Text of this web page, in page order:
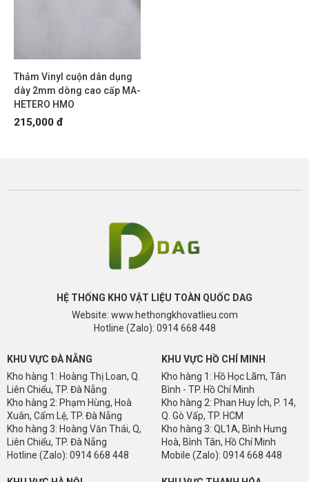
Thảm Vinyl cuộn dân dụng
dày 2mm dòng cao cấp MA-
HETERO HMO
215,000 đ
HỆ THỐNG KHO VẬT LIỆU TOÀN QUỐC DAG
Website: www.hethongkhovatlieu.com
Hotline (Zalo): 0914 668 448
KHU VỰC ĐÀ NẴNG
Kho hàng 1: Hoàng Thị Loan, Q.
Liên Chiểu, TP. Đà Nẵng
Kho hàng 2: Phạm Hùng, Hoà
Xuân, Cẩm Lệ, TP. Đà Nẵng
Kho hàng 3: Hoàng Văn Thái, Q,
Liên Chiểu, TP. Đà Nẵng
Hotline (Zalo): 0914 668 448
KHU VỰC HỒ CHÍ MINH
Kho hàng 1: Hồ Học Lãm, Tân
Bình - TP. Hồ Chí Minh
Kho hàng 2: Phan Huy Ích, P. 14,
Q. Gò Vấp, TP. HCM
Kho hàng 3: QL1A, Bình Hưng
Hoà, Bình Tân, Hồ Chí Minh
Mobile (Zalo): 0914 668 448